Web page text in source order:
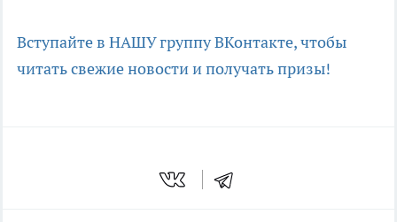
Вступайте в НАШУ группу ВКонтакте, чтобы
читать свежие новости и получать призы!